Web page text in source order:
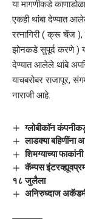
या मागणीकडे
एकही थांबा देण्यात
रत्नागिरी ( क्रू चेंज ),
झोनकडे सुपूर्द करणे )
देण्यात आलेले थांबे
याचबरोबर राजापूर,
नाराजी आहे.
ग्लोबीकाॅन
लाडक्या
शिमग्याच्या
कॅम्पस
१८ जुलैला
अनिरुध्दाज